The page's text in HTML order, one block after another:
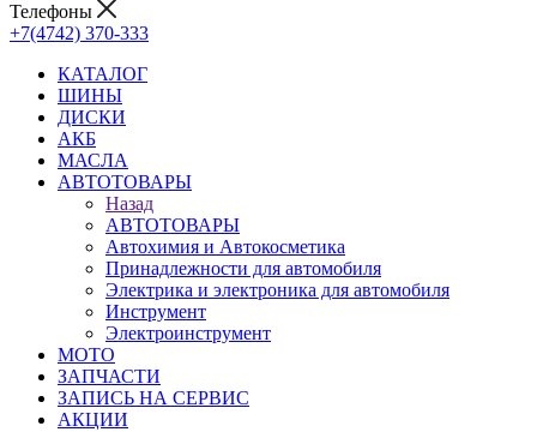
Телефоны
+7(4742) 370-333
КАТАЛОГ
ШИНЫ
ДИСКИ
АКБ
МАСЛА
АВТОТОВАРЫ
Назад
АВТОТОВАРЫ
Автохимия и Автокосметика
Принадлежности для автомобиля
Электрика и электроника для автомобиля
Инструмент
Электроинструмент
МОТО
ЗАПЧАСТИ
ЗАПИСЬ НА СЕРВИС
АКЦИИ